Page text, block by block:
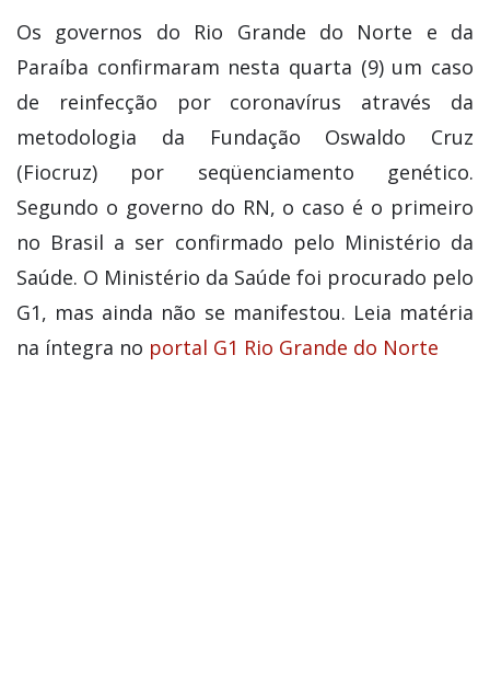
Os governos do Rio Grande do Norte e da
Paraíba confirmaram nesta quarta (9) um caso
de reinfecção por coronavírus através da
metodologia da Fundação Oswaldo Cruz
(Fiocruz) por seqüenciamento genético.
Segundo o governo do RN, o caso é o primeiro
no Brasil a ser confirmado pelo Ministério da
Saúde. O Ministério da Saúde foi procurado pelo
G1, mas ainda não se manifestou. Leia matéria
na íntegra no portal G1 Rio Grande do Norte